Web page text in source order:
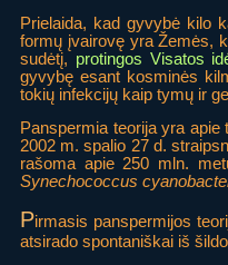
Prielaida, kad gyvybė kilo
formų įvairovę yra Žemės,
sudėtį, protingos Visatos
gyvybę esant kosminės
tokių infekcijų kaip tymų ir
Panspermia teorija yra
2002 m. spalio 27 d.
rašoma apie 250 mln.
Synechococcus
Pirmasis panspermijos
atsirado spontaniškai iš